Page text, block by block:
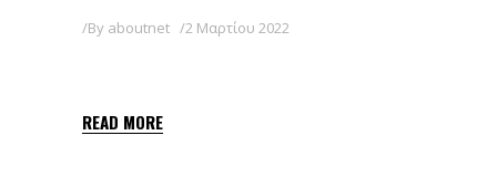
By aboutnet 2 Μαρτίου 2022
READ MORE